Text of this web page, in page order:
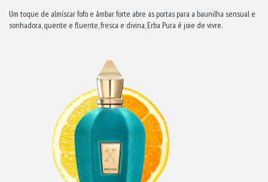
Um toque de almíscar fofo e âmbar forte abre as portas para a baunilha sensual e
sonhadora, quente e fluente, fresca e divina, Erba Pura é joie de vivre.